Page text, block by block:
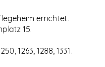
errichtet.
15.
1263, 1288, 1331.